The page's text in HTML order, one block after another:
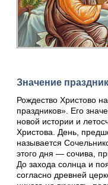
Значение
Рождество Христово
праздников». Его
новой истории и
Христова. День,
называется
этого дня — сочива,
До захода солнца и
согласно древней